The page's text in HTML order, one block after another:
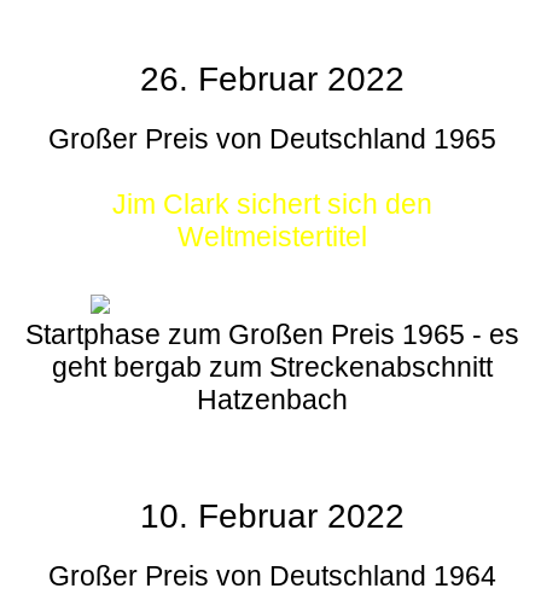
26. Februar 2022
Großer Preis von Deutschland 1965
Jim Clark sichert sich den
Weltmeistertitel
Startphase zum Großen Preis 1965 - es
geht bergab zum Streckenabschnitt
Hatzenbach
10. Februar 2022
Großer Preis von Deutschland 1964